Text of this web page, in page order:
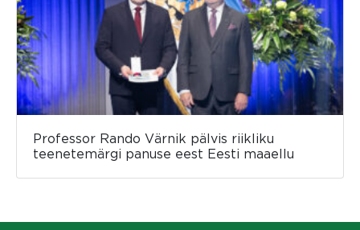
Professor Rando Värnik pälvis riikliku
teenetemärgi panuse eest Eesti maaellu